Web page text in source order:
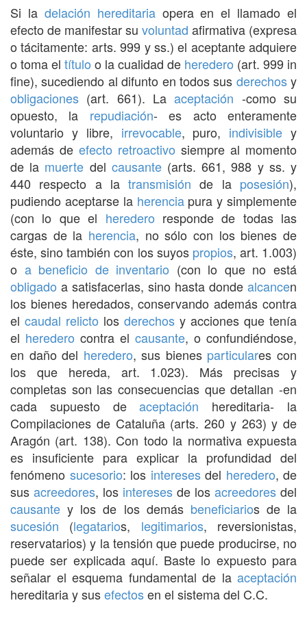
Si la delación hereditariaopera en el llamado el
efecto de manifestar su voluntad afirmativa (expresa
o tácitamente: arts. 999 y ss.) el aceptante adquiere
o toma el título o la cualidad de heredero (art. 999 in
fine), sucediendo al difunto en todos sus derechosy
obligaciones (art. 661). Laaceptación -como su
opuesto, la repudiación- es acto enteramente
voluntario y libre, irrevocable, puro, indivisible y
además de efecto retroactivo siempre al momento
de la muerte del causante(arts. 661, 988 y ss. y
440 respecto a latransmisión de la posesión),
pudiendo aceptarse la herenciapura y simplemente
(con lo que el heredero responde de todas las
cargas de la herencia, no sólo con los bienes de
éste, sino también con los suyos propios, art. 1.003)
o a beneficio de inventario (con lo que no está
obligado a satisfacerlas, sino hasta donde alcancen
los bienes heredados, conservando además contra
el caudal relicto los derechos y acciones que tenía
el heredero contra el causante, o confundiéndose,
en daño del heredero, sus bienes particulares con
los que hereda, art. 1.023). Más precisas y
completas son las consecuencias que detallan -en
cada supuesto deaceptación hereditaria- la
Compilaciones de Cataluña (arts. 260 y 263) y de
Aragón (art. 138). Con todo la normativa expuesta
es insuficiente para explicar la profundidad del
fenómeno sucesorio: los interesesdel heredero, de
sus acreedores, los intereses de los acreedores del
causante y los de los demás beneficiarios de la
sucesión (legatarios, legitimarios, reversionistas,
reservatarios) y la tensión que puede producirse, no
puede ser explicada aquí. Baste lo expuesto para
señalar el esquema fundamental de la aceptación
hereditaria y susefectosen el sistema del C.C.